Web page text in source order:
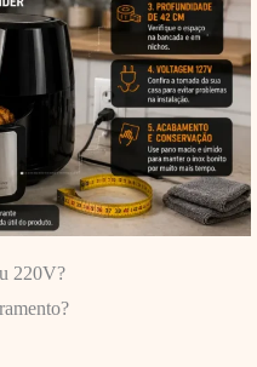
220V?